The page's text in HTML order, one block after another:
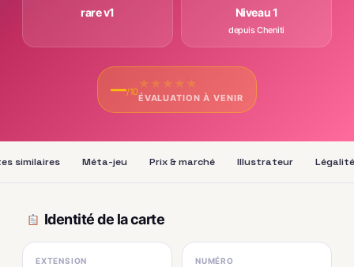
rare v1 Niveau 1
depuis Cheniti
—/10
★ ★ ★ ★ ★
ÉVALUATION À VENIR
similaires Méta-jeu Prix & marché Illustrateur Légalité
Identité de la carte
EXTENSION NUMÉRO